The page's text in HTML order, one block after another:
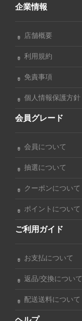
企業情報
店舗概要
利用規約
免責事項
個人情報保護方針
会員グレード
会員について
抽選について
クーポンについて
ポイントについて
ご利用ガイド
お支払について
返品/交換について
配送送料について